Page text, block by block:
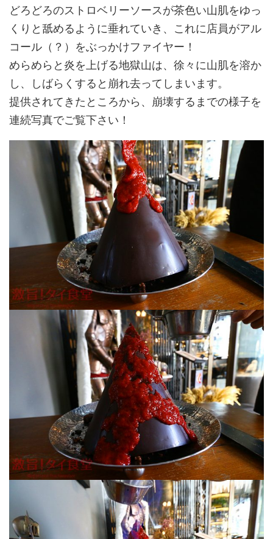
どろどろのストロベリーソースが茶色い山肌をゆっ
くりと舐めるように垂れていき、これに店員がアル
コール（？）をぶっかけファイヤー！
めらめらと炎を上げる地獄山は、徐々に山肌を溶か
し、しばらくすると崩れ去ってしまいます。
提供されてきたところから、崩壊するまでの様子を
連続写真でご覧下さい！